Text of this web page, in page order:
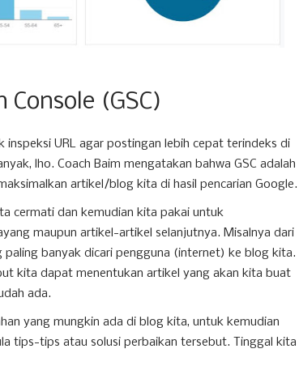
Console (GSC)
inspeksi URL agar postingan lebih cepat terindeks di
lho. Coach Baim mengatakan bahwa GSC adalah
artikel/blog kita di hasil pencarian Google.
cermati dan kemudian kita pakai untuk
maupun artikel-artikel selanjutnya. Misalnya dari
banyak dicari pengguna (internet) ke blog kita.
kita dapat menentukan artikel yang akan kita buat
ada.
yang mungkin ada di blog kita, untuk kemudian
tips-tips atau solusi perbaikan tersebut. Tinggal kita